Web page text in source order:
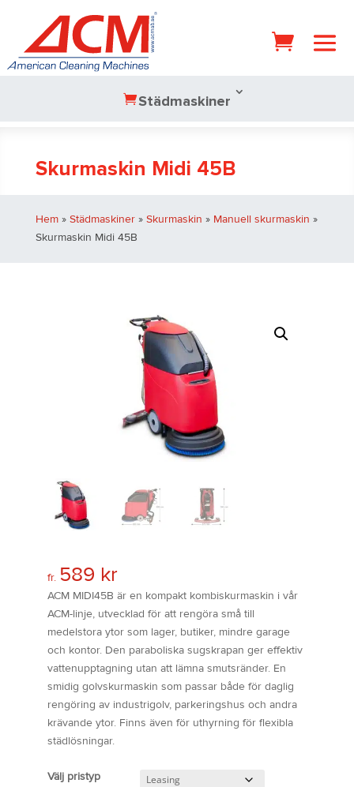
Städmaskiner
Skurmaskin Midi 45B
Hem» Städmaskiner» Skurmaskin » Manuell skurmaskin »
Skurmaskin Midi 45B
fr. 589 kr
ACM MIDI45B är en kompakt kombiskurmaskin i vår
ACM-linje, utvecklad för att rengöra små till
medelstora ytor som lager, butiker, mindre garage
och kontor. Den paraboliska sugskrapan ger effektiv
vattenupptagning utan att lämna smutsränder. En
smidig golvskurmaskin som passar både för daglig
rengöring av industrigolv, parkeringshus och andra
krävande ytor. Finns även för uthyrning för flexibla
städlösningar.
pristyp